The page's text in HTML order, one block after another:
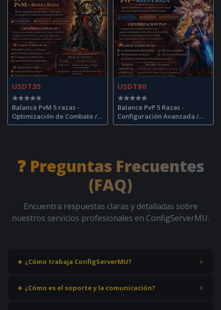
USDT35
Balance PvM 5 razas -
Optimización de Combate /
PvM Balance Optimization
USDT80
Balance PvP 5 Razas -
Configuración Avanzada /
Advanced PvP Balance
❓ Preguntas Frecuentes
(FAQ)
Encuentra respuestas claras y detalladas sobre
nuestros servicios profesionales en ConfigServerMU.
🔹 ¿Cómo trabaja ConfigServerMU?
servicios personalizados en español e inglés, con soporte
🔹 ¿Cómo es el soporte y la comunicación?